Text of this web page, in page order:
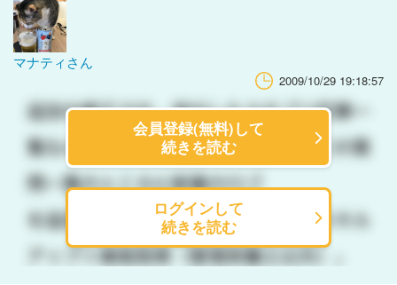
マナティさん
2009/10/29 19:18:57
会員登録(無料)して
続きを読む
ログインして
続きを読む